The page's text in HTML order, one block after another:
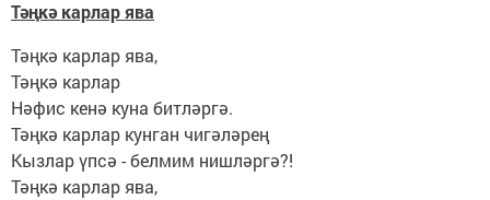
Тәңкә карлар ява
Тәңкә карлар ява,
Тәңкә карлар
Нәфис кенә куна битләргә.
Тәңкә карлар кунган чигәләрең
Кызлар үпсә - белмим нишләргә?!
Тәңкә карлар ява,